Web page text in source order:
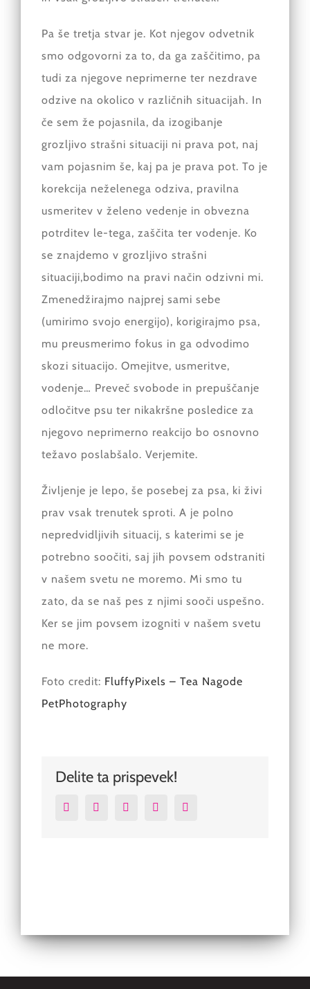
Pa še tretja stvar je. Kot njegov odvetnik
smo odgovorni za to, da ga zaščitimo, pa
tudi za njegove neprimerne ter nezdrave
odzive na okolico v različnih situacijah. In
če sem že pojasnila, da izogibanje
grozljivo strašni situaciji ni prava pot, naj
vam pojasnim še, kaj pa je prava pot. To je
korekcija neželenega odziva, pravilna
usmeritev v želeno vedenje in obvezna
potrditev le-tega, zaščita ter vodenje. Ko
se znajdemo v grozljivo strašni
situaciji,bodimo na pravi način odzivni mi.
Zmenedžirajmo najprej sami sebe
(umirimo svojo energijo), korigirajmo psa,
mu preusmerimo fokus in ga odvodimo
skozi situacijo. Omejitve, usmeritve,
vodenje… Preveč svobode in prepuščanje
odločitve psu ter nikakršne posledice za
njegovo neprimerno reakcijo bo osnovno
težavo poslabšalo. Verjemite.
Življenje je lepo, še posebej za psa, ki živi
prav vsak trenutek sproti. A je polno
nepredvidljivih situacij, s katerimi se je
potrebno soočiti, saj jih povsem odstraniti
v našem svetu ne moremo. Mi smo tu
zato, da se naš pes z njimi sooči uspešno.
Ker se jim povsem izogniti v našem svetu
ne more.
Foto credit: FluffyPixels – Tea Nagode
PetPhotography
Delite ta prispevek!
FacebookTwitter Reddit Pinterest